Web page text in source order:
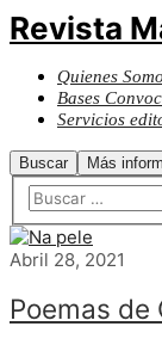
Revista
Quienes
Bases
Servicios
Buscar Más
Abril 28, 2021
Poemas de